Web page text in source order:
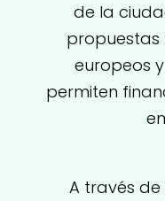
de la
europeos
permiten
A través